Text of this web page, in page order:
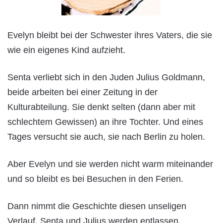
Evelyn bleibt bei der Schwester ihres Vaters, die sie
wie ein eigenes Kind aufzieht.
Senta verliebt sich in den Juden Julius Goldmann,
beide arbeiten bei einer Zeitung in der
Kulturabteilung. Sie denkt selten (dann aber mit
schlechtem Gewissen) an ihre Tochter. Und eines
Tages versucht sie auch, sie nach Berlin zu holen.
Aber Evelyn und sie werden nicht warm miteinander
und so bleibt es bei Besuchen in den Ferien.
Dann nimmt die Geschichte diesen unseligen
Verlauf, Senta und Julius werden entlassen,